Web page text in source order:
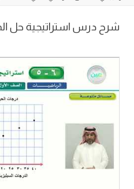
شرح درس استراتيجية حل